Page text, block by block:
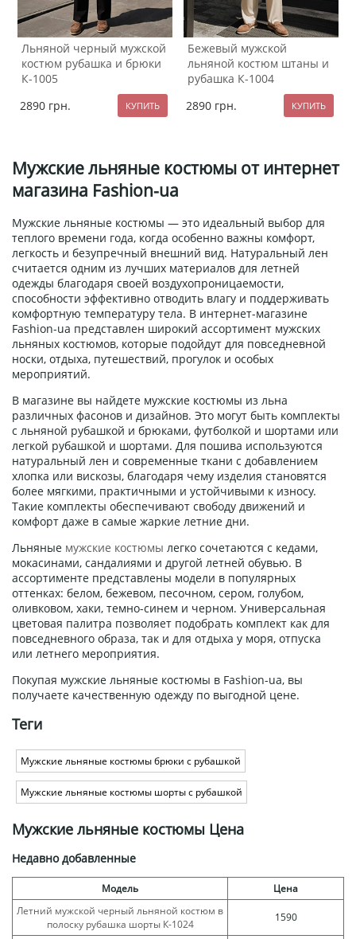
Льняной черный мужской
костюм рубашка и брюки
К-1005
2890 грн.
Бежевый мужской
льняной костюм штаны и
рубашка К-1004
2890 грн.
Мужские льняные костюмы от интернет
магазина Fashion-ua
Мужские льняные костюмы — это идеальный выбор для
теплого времени года, когда особенно важны комфорт,
легкость и безупречный внешний вид. Натуральный лен
считается одним из лучших материалов для летней
одежды благодаря своей воздухопроницаемости,
способности эффективно отводить влагу и поддерживать
комфортную температуру тела. В интернет-магазине
Fashion-ua представлен широкий ассортимент мужских
льняных костюмов, которые подойдут для повседневной
носки, отдыха, путешествий, прогулок и особых
мероприятий.
В магазине вы найдете мужские костюмы из льна
различных фасонов и дизайнов. Это могут быть комплекты
с льняной рубашкой и брюками, футболкой и шортами или
легкой рубашкой и шортами. Для пошива используются
натуральный лен и современные ткани с добавлением
хлопка или вискозы, благодаря чему изделия становятся
более мягкими, практичными и устойчивыми к износу.
Такие комплекты обеспечивают свободу движений и
комфорт даже в самые жаркие летние дни.
Льняные мужские костюмы легко сочетаются с кедами,
мокасинами, сандалиями и другой летней обувью. В
ассортименте представлены модели в популярных
оттенках: белом, бежевом, песочном, сером, голубом,
оливковом, хаки, темно-синем и черном. Универсальная
цветовая палитра позволяет подобрать комплект как для
повседневного образа, так и для отдыха у моря, отпуска
или летнего мероприятия.
Покупая мужские льняные костюмы в Fashion-ua, вы
получаете качественную одежду по выгодной цене.
Теги
Мужские льняные костюмы брюки с рубашкой
Мужские льняные костюмы шорты с рубашкой
Мужские льняные костюмы Цена
Недавно добавленные
Модель
Цена
Летний мужской черный льняной костюм в
полоску рубашка шорты К-1024
1590